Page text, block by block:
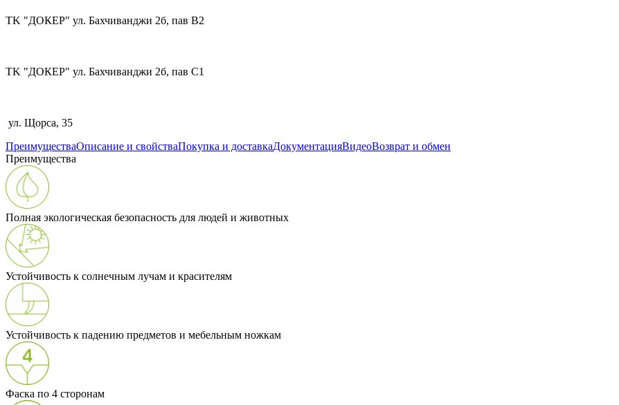
TK "ДОКЕР" ул. Бахчиванджи 2б, пав В2
TK "ДОКЕР" ул. Бахчиванджи 2б, пав С1
ул. Щорса, 35
ПреимуществаОписание и свойстваПокупка и доставкаДокументацияВидеоВозврат и обмен
Преимущества
Полная экологическая безопасность для людей и животных
Устойчивость к солнечным лучам и красителям
Устойчивость к падению предметов и мебельным ножкам
Фаска по 4 сторонам